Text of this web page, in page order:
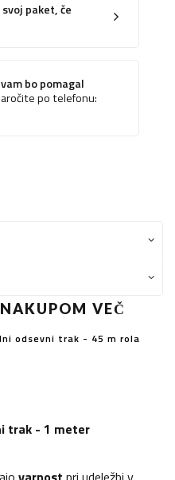
paket, če
bo pomagal
po telefonu:
VEČ
odsevni trak - 45 m rola
trak - 1 meter